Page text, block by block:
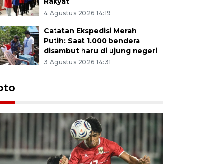
4 Agustus 2026 14:19
Catatan Ekspedisi Merah
Putih: Saat 1.000 bendera
disambut haru di ujung negeri
3 Agustus 2026 14:31